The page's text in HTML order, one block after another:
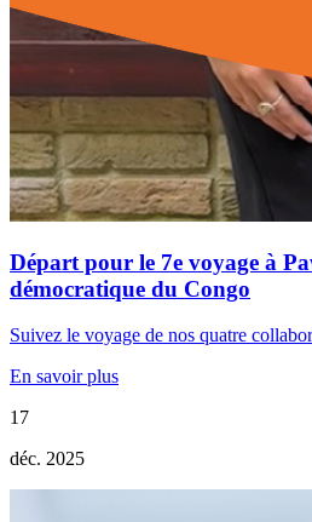
Départ pour le 7e voyage à
démocratique du Congo
Suivez le voyage de nos quatre
En savoir plus
17
déc. 2025